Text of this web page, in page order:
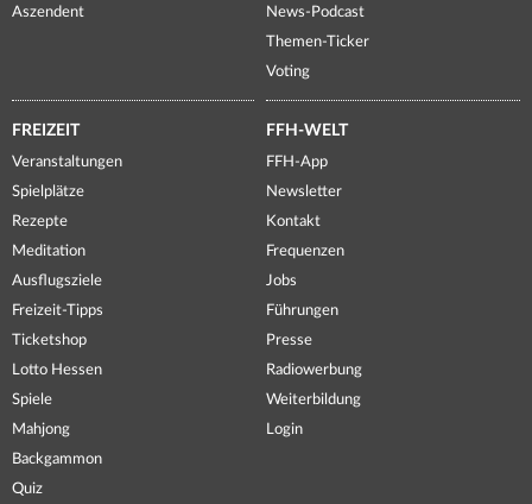
Aszendent
News-Podcast
Themen-Ticker
Voting
FREIZEIT
Veranstaltungen
Spielplätze
Rezepte
Meditation
Ausflugsziele
Freizeit-Tipps
Ticketshop
Lotto Hessen
Spiele
Mahjong
Backgammon
Quiz
FFH-WELT
FFH-App
Newsletter
Kontakt
Frequenzen
Jobs
Führungen
Presse
Radiowerbung
Weiterbildung
Login